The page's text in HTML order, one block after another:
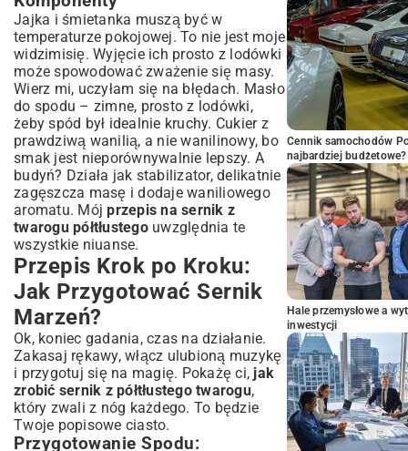
Jajka i śmietanka muszą być w
temperaturze pokojowej. To nie jest moje
widzimisię. Wyjęcie ich prosto z lodówki
może spowodować zważenie się masy.
Wierz mi, uczyłam się na błędach. Masło
do spodu – zimne, prosto z lodówki,
żeby spód był idealnie kruchy. Cukier z
prawdziwą wanilią, a nie wanilinowy, bo
smak jest nieporównywalnie lepszy. A
budyń? Działa jak stabilizator, delikatnie
zagęszcza masę i dodaje waniliowego
aromatu. Mójprzepis na sernik z
twarogu półtłustegouwzględnia te
wszystkie niuanse.
Przepis Krok po Kroku:
Jak Przygotować Sernik
Marzeń?
Ok, koniec gadania, czas na działanie.
Zakasaj rękawy, włącz ulubioną muzykę
i przygotuj się na magię. Pokażę ci, jak
zrobić sernik z półtłustego twarogu,
który zwali z nóg każdego. To będzie
Twoje popisowe ciasto.
Przygotowanie Spodu:
Cennik samochodów
najbardziej budżetowe?
Hale przemysłowe a
inwestycji